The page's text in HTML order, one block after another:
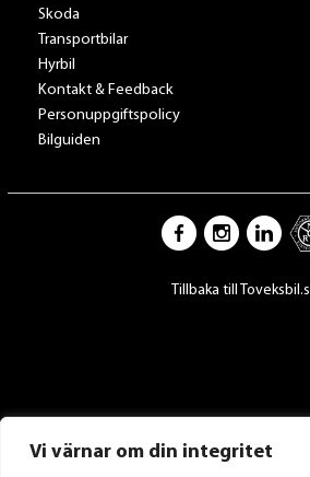
Vi värnar om din integritet
Skoda
Transportbilar
Hyrbil
Kontakt & Feedback
Personuppgiftspolicy
Bilguiden
Tillbaka till